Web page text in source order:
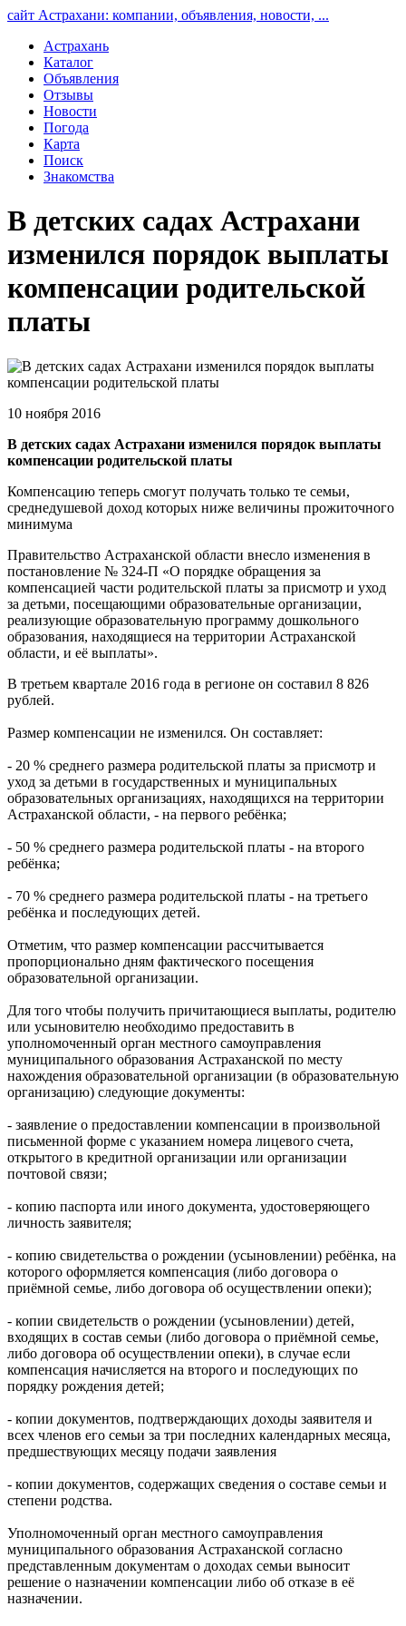
сайт Астрахани: компании, объявления, новости, ...
Астрахань
Каталог
Объявления
Отзывы
Новости
Погода
Карта
Поиск
Знакомства
В детских садах Астрахани
изменился порядок выплаты
компенсации родительской
платы
10 ноября 2016
В детских садах Астрахани изменился порядок выплаты
компенсации родительской платы
Компенсацию теперь смогут получать только те семьи,
среднедушевой доход которых ниже величины прожиточного
минимума
Правительство Астраханской области внесло изменения в
постановление № 324-П «О порядке обращения за
компенсацией части родительской платы за присмотр и уход
за детьми, посещающими образовательные организации,
реализующие образовательную программу дошкольного
образования, находящиеся на территории Астраханской
области, и её выплаты».
В третьем квартале 2016 года в регионе он составил 8 826
рублей.
Размер компенсации не изменился. Он составляет:
- 20 % среднего размера родительской платы за присмотр и
уход за детьми в государственных и муниципальных
образовательных организациях, находящихся на территории
Астраханской области, - на первого ребёнка;
- 50 % среднего размера родительской платы - на второго
ребёнка;
- 70 % среднего размера родительской платы - на третьего
ребёнка и последующих детей.
Отметим, что размер компенсации рассчитывается
пропорционально дням фактического посещения
образовательной организации.
Для того чтобы получить причитающиеся выплаты, родителю
или усыновителю необходимо предоставить в
уполномоченный орган местного самоуправления
муниципального образования Астраханской по месту
нахождения образовательной организации (в образовательную
организацию) следующие документы:
- заявление о предоставлении компенсации в произвольной
письменной форме с указанием номера лицевого счета,
открытого в кредитной организации или организации
почтовой связи;
- копию паспорта или иного документа, удостоверяющего
личность заявителя;
- копию свидетельства о рождении (усыновлении) ребёнка, на
которого оформляется компенсация (либо договора о
приёмной семье, либо договора об осуществлении опеки);
- копии свидетельств о рождении (усыновлении) детей,
входящих в состав семьи (либо договора о приёмной семье,
либо договора об осуществлении опеки), в случае если
компенсация начисляется на второго и последующих по
порядку рождения детей;
- копии документов, подтверждающих доходы заявителя и
всех членов его семьи за три последних календарных месяца,
предшествующих месяцу подачи заявления
- копии документов, содержащих сведения о составе семьи и
степени родства.
Уполномоченный орган местного самоуправления
муниципального образования Астраханской согласно
представленным документам о доходах семьи выносит
решение о назначении компенсации либо об отказе в её
назначении.